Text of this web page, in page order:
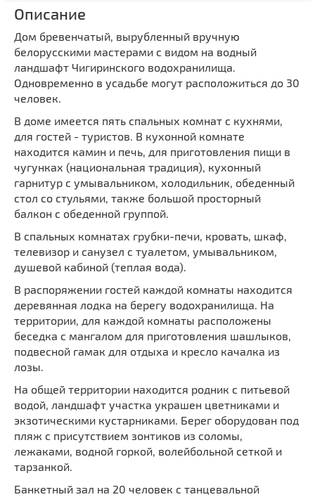
Описание
Дом бревенчатый, вырубленный вручную
белорусскими мастерами с видом на водный
ландшафт Чигиринского водохранилища.
Одновременно в усадьбе могут расположиться до 30
человек.
В доме имеется пять спальных комнат с кухнями,
для гостей - туристов. В кухонной комнате
находится камин и печь, для приготовления пищи в
чугунках (национальная традиция), кухонный
гарнитур с умывальником, холодильник, обеденный
стол со стульями, также большой просторный
балкон с обеденной группой.
В спальных комнатах грубки-печи, кровать, шкаф,
телевизор и санузел с туалетом, умывальником,
душевой кабиной (теплая вода).
В распоряжении гостей каждой комнаты находится
деревянная лодка на берегу водохранилища. На
территории, для каждой комнаты расположены
беседка с мангалом для приготовления шашлыков,
подвесной гамак для отдыха и кресло качалка из
лозы.
На общей территории находится родник с питьевой
водой, ландшафт участка украшен цветниками и
экзотическими кустарниками. Берег оборудован под
пляж с присутствием зонтиков из соломы,
лежаками, водной горкой, волейбольной сеткой и
тарзанкой.
Банкетный зал на 20 человек с танцевальной